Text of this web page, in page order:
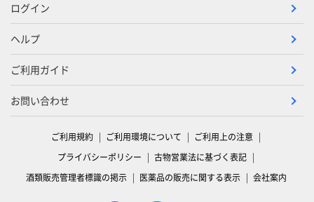
ログイン
ヘルプ
ご利用ガイド
お問い合わせ
ご利用規約 ご利用環境について
ご利用上の注意
プライバシーポリシー
古物営業法に基づく表記
酒類販売管理者標識の掲示
医薬品の販売に関する表示 会社案内